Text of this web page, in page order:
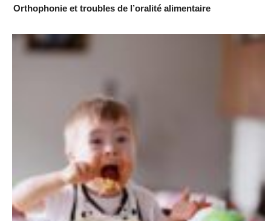
Orthophonie et troubles de l’oralité alimentaire